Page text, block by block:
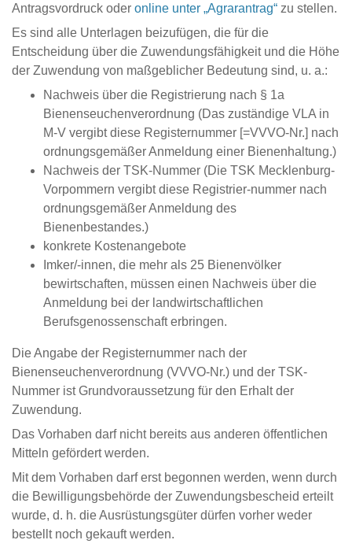
Antragsvordruck oder online unter „Agrarantrag“ zu stellen.
Es sind alle Unterlagen beizufügen, die für die
Entscheidung über die Zuwendungsfähigkeit und die Höhe
der Zuwendung von maßgeblicher Bedeutung sind, u. a.:
Nachweis über die Registrierung nach § 1a
Bienenseuchenverordnung (Das zuständige VLA in
M-V vergibt diese Registernummer [=VVVO-Nr.] nach
ordnungsgemäßer Anmeldung einer Bienenhaltung.)
Nachweis der TSK-Nummer (Die TSK Mecklenburg-
Vorpommern vergibt diese Registrier-nummer nach
ordnungsgemäßer Anmeldung des
Bienenbestandes.)
konkrete Kostenangebote
Imker/-innen, die mehr als 25 Bienenvölker
bewirtschaften, müssen einen Nachweis über die
Anmeldung bei der landwirtschaftlichen
Berufsgenossenschaft erbringen.
Die Angabe der Registernummer nach der
Bienenseuchenverordnung (VVVO-Nr.) und der TSK-
Nummer ist Grundvoraussetzung für den Erhalt der
Zuwendung.
Das Vorhaben darf nicht bereits aus anderen öffentlichen
Mitteln gefördert werden.
Mit dem Vorhaben darf erst begonnen werden, wenn durch
die Bewilligungsbehörde der Zuwendungsbescheid erteilt
wurde, d. h. die Ausrüstungsgüter dürfen vorher weder
bestellt noch gekauft werden.